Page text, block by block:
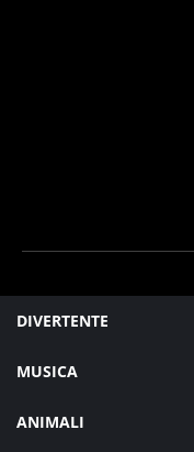
DIVERTENTE
MUSICA
ANIMALI